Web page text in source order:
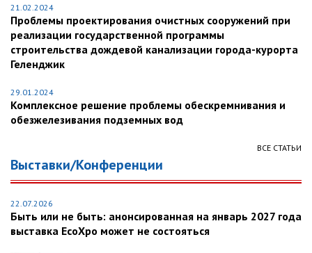
21.02.2024
Проблемы проектирования очистных сооружений при
реализации государственной программы
строительства дождевой канализации города-курорта
Геленджик
29.01.2024
Комплексное решение проблемы обескремнивания и
обезжелезивания подземных вод
ВСЕ СТАТЬИ
Выставки/Конференции
22.07.2026
Быть или не быть: анонсированная на январь 2027 года
выставка EcoXpo может не состояться